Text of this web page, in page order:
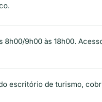
9h00 às 18h00.
escritório de turismo,